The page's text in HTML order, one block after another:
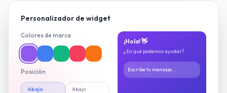
Personalizador de widget
Colores de marca
Posición
Abajo
Abajo
¡Hola! 👋
¿En qué podemos ayudar?
Escribe tu mensaje...